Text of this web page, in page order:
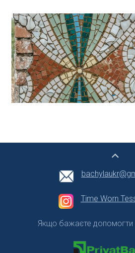
Time Worn
Якщо бажаєте допомогти